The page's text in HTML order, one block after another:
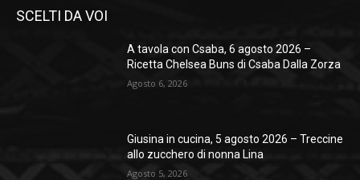
SCELTI DA VOI
A tavola con Csaba, 6 agosto 2026 –
Ricetta Chelsea Buns di Csaba Dalla Zorza
Agosto 6, 2026
Giusina in cucina, 5 agosto 2026 – Treccine
allo zucchero di nonna Lina
Agosto 5, 2026